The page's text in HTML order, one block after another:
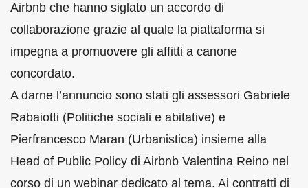
Airbnb che hanno siglato un accordo di
collaborazione grazie al quale la piattaforma si
impegna a promuovere gli affitti a canone
concordato.
A darne l’annuncio sono stati gli assessori Gabriele
Rabaiotti (Politiche sociali e abitative) e
Pierfrancesco Maran (Urbanistica) insieme alla
Head of Public Policy di Airbnb Valentina Reino nel
corso di un webinar dedicato al tema. Ai contratti di